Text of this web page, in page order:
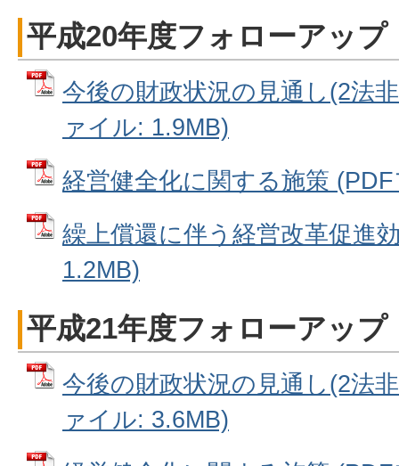
平成20年度フォローアップ
今後の財政状況の見通し(2法
ァイル: 1.9MB)
経営健全化に関する施策
繰上償還に伴う経営改革促進
1.2MB)
平成21年度フォローアップ
今後の財政状況の見通し(2法
ァイル: 3.6MB)